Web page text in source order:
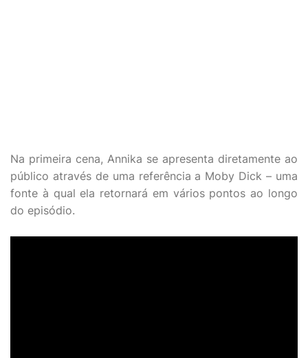
Na primeira cena, Annika se apresenta diretamente ao
público através de uma referência a Moby Dick – uma
fonte à qual ela retornará em vários pontos ao longo
do episódio.